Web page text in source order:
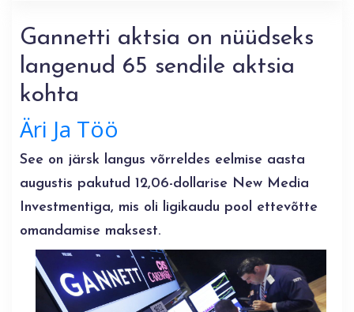
Gannetti aktsia on nüüdseks
langenud 65 sendile aktsia
kohta
Äri Ja Töö
See on järsk langus võrreldes eelmise aasta
augustis pakutud 12,06-dollarise New Media
Investmentiga, mis oli ligikaudu pool ettevõtte
omandamise maksest.